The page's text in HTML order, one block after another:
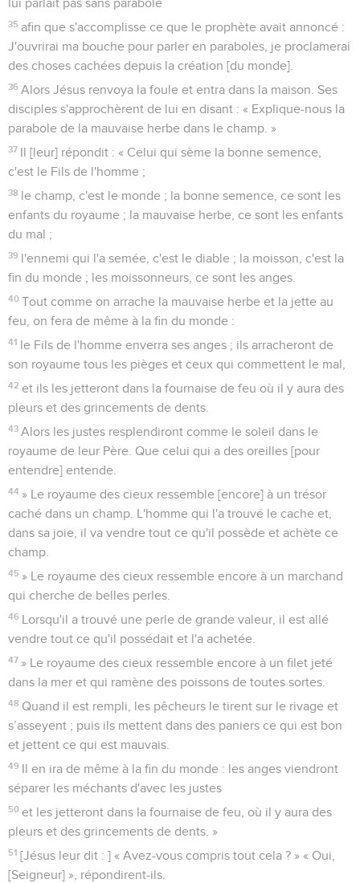
lui parlait pas sans parabole
35 afin que s'accomplisse ce que le prophète avait annoncé :
J'ouvrirai ma bouche pour parler en paraboles, je proclamerai
des choses cachées depuis la création [du monde].
36 Alors Jésus renvoya la foule et entra dans la maison. Ses
disciples s'approchèrent de lui en disant : « Explique-nous la
parabole de la mauvaise herbe dans le champ. »
37 Il [leur] répondit : « Celui qui sème la bonne semence,
c'est le Fils de l'homme ;
38 le champ, c'est le monde ; la bonne semence, ce sont les
enfants du royaume ; la mauvaise herbe, ce sont les enfants
du mal ;
39 l'ennemi qui l'a semée, c'est le diable ; la moisson, c'est la
fin du monde ; les moissonneurs, ce sont les anges.
40 Tout comme on arrache la mauvaise herbe et la jette au
feu, on fera de même à la fin du monde :
41 le Fils de l'homme enverra ses anges ; ils arracheront de
son royaume tous les pièges et ceux qui commettent le mal,
42 et ils les jetteront dans la fournaise de feu où il y aura des
pleurs et des grincements de dents.
43 Alors les justes resplendiront comme le soleil dans le
royaume de leur Père. Que celui qui a des oreilles [pour
entendre] entende.
44 » Le royaume des cieux ressemble [encore] à un trésor
caché dans un champ. L'homme qui l'a trouvé le cache et,
dans sa joie, il va vendre tout ce qu'il possède et achète ce
champ.
45 » Le royaume des cieux ressemble encore à un marchand
qui cherche de belles perles.
46 Lorsqu'il a trouvé une perle de grande valeur, il est allé
vendre tout ce qu'il possédait et l'a achetée.
47 » Le royaume des cieux ressemble encore à un filet jeté
dans la mer et qui ramène des poissons de toutes sortes.
48 Quand il est rempli, les pêcheurs le tirent sur le rivage et
s’asseyent ; puis ils mettent dans des paniers ce qui est bon
et jettent ce qui est mauvais.
49 Il en ira de même à la fin du monde : les anges viendront
séparer les méchants d'avec les justes
50 et les jetteront dans la fournaise de feu, où il y aura des
pleurs et des grincements de dents. »
51 [Jésus leur dit : ] « Avez-vous compris tout cela ? » « Oui,
[Seigneur] », répondirent-ils.